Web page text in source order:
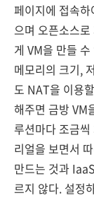
페이지에 접속
으며 오픈소스
게 VM을 만들
메모리의 크기,
도 NAT을 이용
해주면 금방 VM
루션마다 조금
리얼을 보면서
만드는 것과
르지 않다. 설정